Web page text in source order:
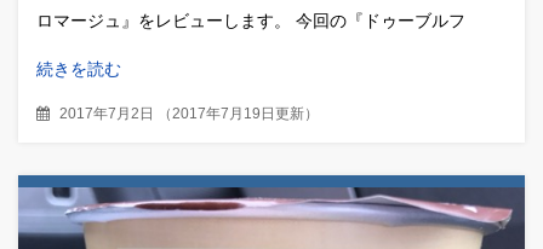
ロマージュ』をレビューします。 今回の『ドゥーブルフ
続きを読む
2017年7月2日 （2017年7月19日更新）